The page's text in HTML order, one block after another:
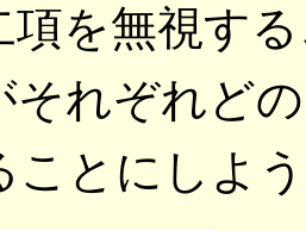
項を無視す
それぞれど
ことにしよ